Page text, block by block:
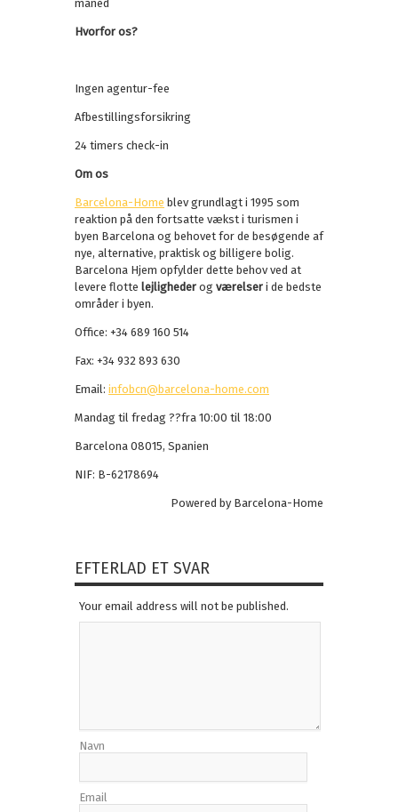
måned
Hvorfor os?
Ingen agentur-fee
Afbestillingsforsikring
24 timers check-in
Om os
Barcelona-Home blev grundlagt i 1995 som
reaktion på den fortsatte vækst i turismen i
byen Barcelona og behovet for de besøgende af
nye, alternative, praktisk og billigere bolig.
Barcelona Hjem opfylder dette behov ved at
levere flotte lejligheder og værelser i de bedste
områder i byen.
Office: +34 689 160 514
Fax: +34 932 893 630
Email: infobcn@barcelona-home.com
Mandag til fredag ??fra 10:00 til 18:00
Barcelona 08015, Spanien
NIF: B-62178694
Powered by Barcelona-Home
EFTERLAD ET SVAR
Your email address will not be published.
Navn
Email